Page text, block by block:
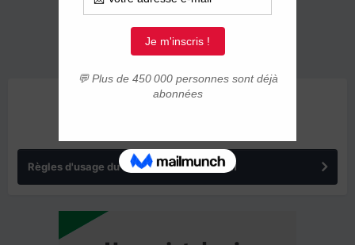
Règles d'usage du forum IMMIGRER.COM